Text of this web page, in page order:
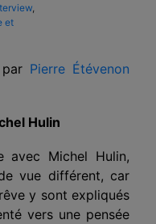
et
Pierre Étévenon
Hulin
avec Michel Hulin,
vue différent, car
y sont expliqués
vers une pensée